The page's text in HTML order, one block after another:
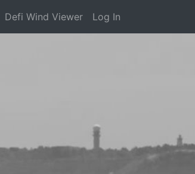
Defi Wind Viewer Log In